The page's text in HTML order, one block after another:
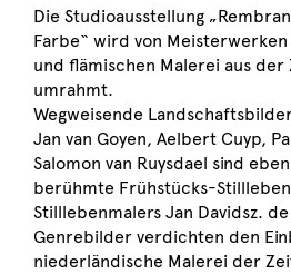
Die Studioausstellung
Farbe“ wird von
und flämischen Malerei aus
umrahmt.
Wegweisende
Jan van Goyen, Aelbert Cuyp,
Salomon van Ruysdael sind
berühmte Frühstücks-
Stilllebenmalers Jan Davidsz.
Genrebilder verdichten den
niederländische Malerei der